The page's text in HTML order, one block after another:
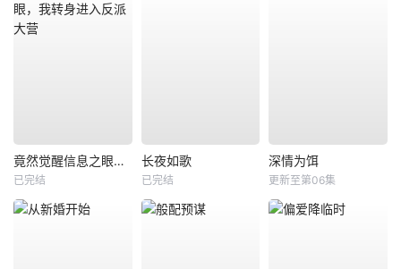
竟然觉醒信息之眼，我转身进入反派大营
已完结
长夜如歌
已完结
深情为饵
更新至第06集